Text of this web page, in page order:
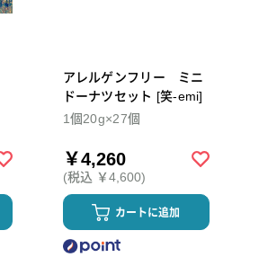
アレルゲンフリー ミニ
ドーナツセット [笑-emi]
1個20g×27個
￥4,260
(税込 ￥4,600)
カートに追加